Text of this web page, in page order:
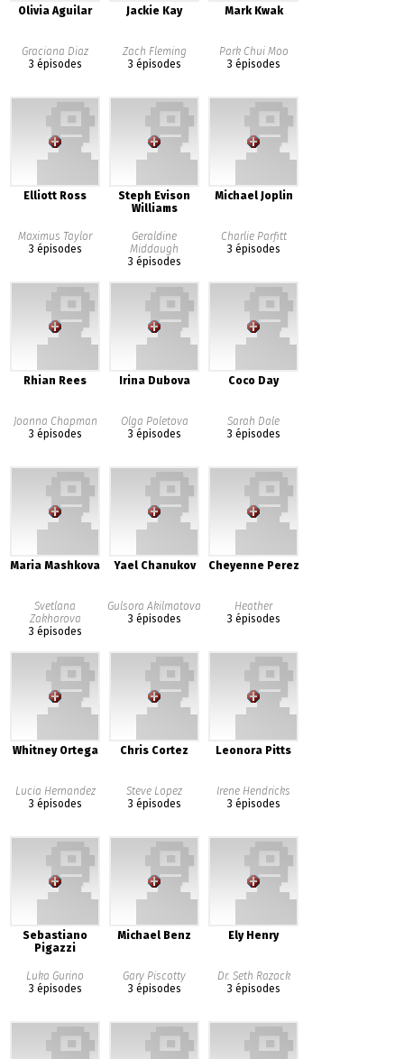
Olivia Aguilar
Graciana Diaz
3 épisodes
Jackie Kay
Zach Fleming
3 épisodes
Mark Kwak
Park Chui Moo
3 épisodes
Elliott Ross
Maximus Taylor
3 épisodes
Steph Evison
Williams
Geraldine
Middaugh
3 épisodes
Michael Joplin
Charlie Parfitt
3 épisodes
Rhian Rees
Joanna Chapman
3 épisodes
Irina Dubova
Olga Poletova
3 épisodes
Coco Day
Sarah Dale
3 épisodes
Maria Mashkova
Svetlana
Zakharova
3 épisodes
Yael Chanukov
Gulsora Akilmatova
3 épisodes
Cheyenne Perez
Heather
3 épisodes
Whitney Ortega
Lucia Hernandez
3 épisodes
Chris Cortez
Steve Lopez
3 épisodes
Leonora Pitts
Irene Hendricks
3 épisodes
Sebastiano
Pigazzi
Luka Gurino
3 épisodes
Michael Benz
Gary Piscotty
3 épisodes
Ely Henry
Dr. Seth Razack
3 épisodes